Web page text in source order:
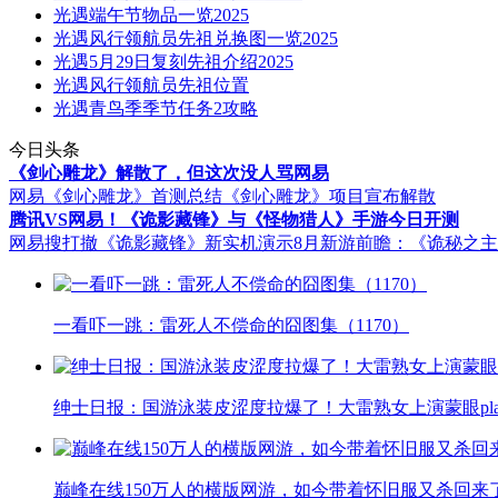
光遇端午节物品一览2025
光遇风行领航员先祖兑换图一览2025
光遇5月29日复刻先祖介绍2025
光遇风行领航员先祖位置
光遇青鸟季季节任务2攻略
今日头条
《剑心雕龙》解散了，但这次没人骂网易
网易《剑心雕龙》首测总结 《剑心雕龙》项目宣布解散
腾讯VS网易！《诡影藏锋》与《怪物猎人》手游今日开测
网易搜打撤《诡影藏锋》新实机演示8月新游前瞻：《诡秘之
一看吓一跳：雷死人不偿命的囧图集（1170）
绅士日报：国游泳装皮涩度拉爆了！大雷熟女上演蒙眼
巅峰在线150万人的横版网游，如今带着怀旧服又杀回来